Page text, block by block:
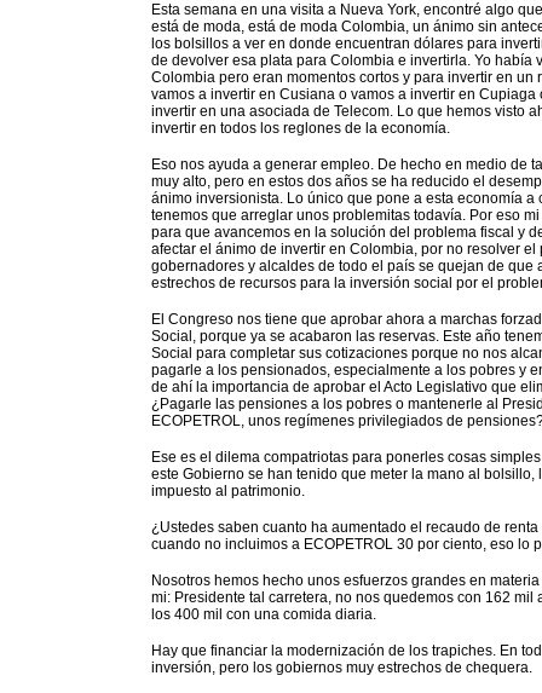
Esta semana en una visita a Nueva York, encontré algo
está de moda, está de moda Colombia, un ánimo sin
los bolsillos a ver en donde encuentran dólares para
de devolver esa plata para Colombia e invertirla. Yo
Colombia pero eran momentos cortos y para invertir en
vamos a invertir en Cusiana o vamos a invertir en
invertir en una asociada de Telecom. Lo que hemos visto
invertir en todos los reglones de la economía.
Eso nos ayuda a generar empleo. De hecho en medio de
muy alto, pero en estos dos años se ha reducido el
ánimo inversionista. Lo único que pone a esta economía
tenemos que arreglar unos problemitas todavía. Por eso
para que avancemos en la solución del problema fiscal y
afectar el ánimo de invertir en Colombia, por no resolver
gobernadores y alcaldes de todo el país se quejan de
estrechos de recursos para la inversión social por el
El Congreso nos tiene que aprobar ahora a marchas
Social, porque ya se acabaron las reservas. Este año
Social para completar sus cotizaciones porque no nos
pagarle a los pensionados, especialmente a los pobres y
de ahí la importancia de aprobar el Acto Legislativo que
¿Pagarle las pensiones a los pobres o mantenerle al
ECOPETROL, unos regímenes privilegiados de
Ese es el dilema compatriotas para ponerles cosas
este Gobierno se han tenido que meter la mano al
impuesto al patrimonio.
¿Ustedes saben cuanto ha aumentado el recaudo de
cuando no incluimos a ECOPETROL 30 por ciento, eso lo
Nosotros hemos hecho unos esfuerzos grandes en
mi: Presidente tal carretera, no nos quedemos con 162
los 400 mil con una comida diaria.
Hay que financiar la modernización de los trapiches. En
inversión, pero los gobiernos muy estrechos de chequera.